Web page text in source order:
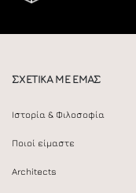
ΣΧΕΤΙΚΑ ΜΕ ΕΜΑΣ
Ιστορία & Φιλοσοφία
Ποιοί είμαστε
Architects